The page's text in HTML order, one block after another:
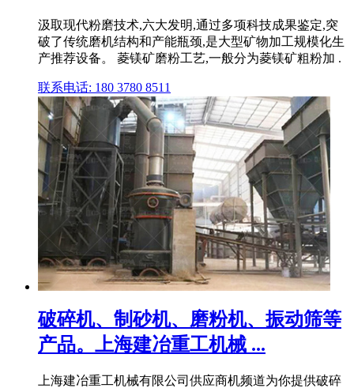
汲取现代粉磨技术,六大发明,通过多项科技成果鉴定,突
破了传统磨机结构和产能瓶颈,是大型矿物加工规模化生
产推荐设备。 菱镁矿磨粉工艺,一般分为菱镁矿粗粉加 .
联系电话: 180 3780 8511
破碎机、制砂机、磨粉机、振动筛等
产品。上海建冶重工机械 ...
上海建冶重工机械有限公司供应商机频道为你提供破碎